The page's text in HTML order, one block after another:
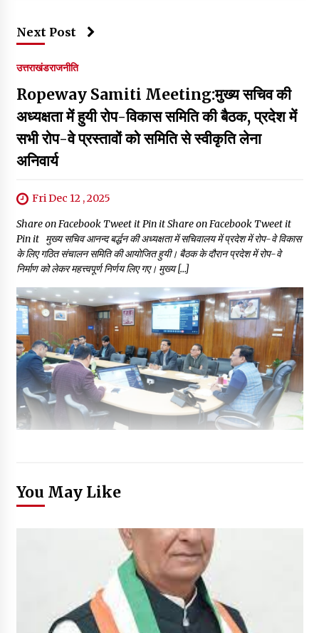
Next Post
उत्तराखंडराजनीति
Ropeway Samiti Meeting:मुख्य सचिव की
अध्यक्षता में हुयी रोप-विकास समिति की बैठक, प्रदेश में
सभी रोप-वे प्रस्तावों को समिति से स्वीकृति लेना
अनिवार्य
Fri Dec 12 , 2025
Share on Facebook Tweet it Pin it Share on Facebook Tweet it
Pin it मुख्य सचिव आनन्द बर्द्धन की अध्यक्षता में सचिवालय में प्रदेश में रोप-वे विकास
के लिए गठित संचालन समिति की आयोजित हुयी। बैठक के दौरान प्रदेश में रोप-वे
निर्माण को लेकर महत्त्वपूर्ण निर्णय लिए गए। मुख्य […]
You May Like